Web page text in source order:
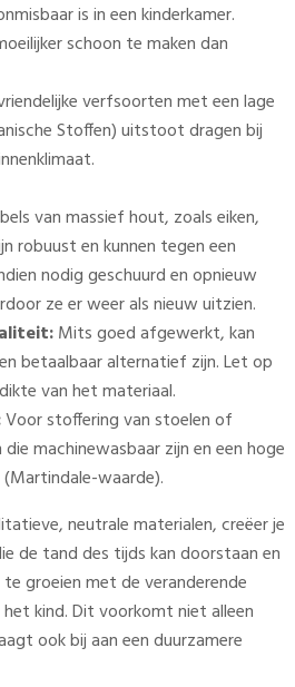
is in een kinderkamer.
schoon te maken dan
verfsoorten met een lage
Stoffen) uitstoot dragen bij
van massief hout, zoals eiken,
robuust en kunnen tegen een
nodig geschuurd en opnieuw
ze er weer als nieuw uitzien.
Mits goed afgewerkt, kan
betaalbaar alternatief zijn. Let op
van het materiaal.
Voor stoffering van stoelen of
machinewasbaar zijn en een hoge
waarde).
neutrale materialen, creëer je
de tand des tijds kan doorstaan en
groeien met de veranderende
kind. Dit voorkomt niet alleen
ook bij aan een duurzamere